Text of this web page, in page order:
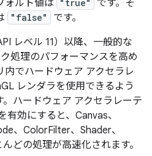
ォルト値は
"true"
です。そ
"false"
です。
レベル 11）以降、一般的な
処理のパフォーマンスを高め
内でハードウェア アクセラレ
レンダラを使用できるよう
。ハードウェア アクセラレーテ
有効にすると、Canvas、
、ColorFilter、Shader、
どの処理が高速化されます。